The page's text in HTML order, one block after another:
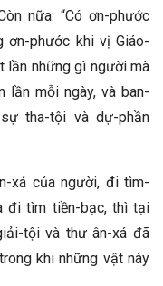
nữa: “Có ơn-phước
ơn-phước khi vị Giáo-
lần những gì người mà
lần mỗi ngày, và ban-
tha-tội và dự-phần
xá của người, đi tìm-
đi tìm tiền-bạc, thì tại
tội và thư ân-xá đã
khi những vật này